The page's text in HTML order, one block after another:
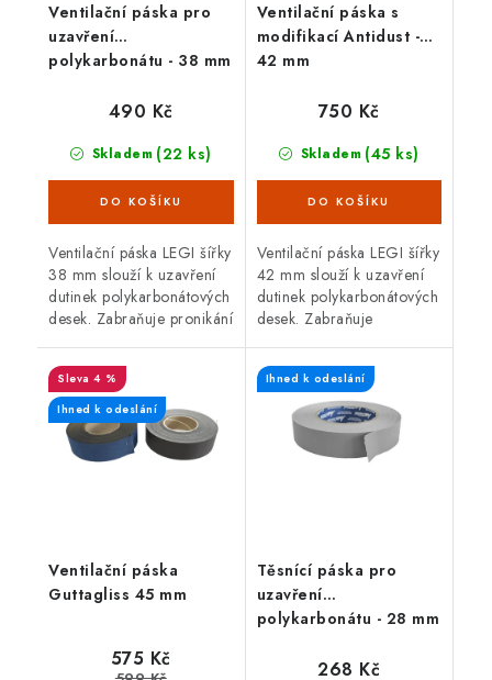
Ventilační páska pro
uzavření
polykarbonátu - 38 mm
Skladem (22 ks)
490 Kč
Ventilační páska LEGI šířky
38 mm slouží k uzavření
dutinek polykarbonátových
desek. Zabraňuje pronikání
hmyzu a řasám.
Zdvojnásobuje životnost...
Ventilační páska s
modifikací Antidust -
42 mm
Skladem (45 ks)
750 Kč
Ventilační páska LEGI šířky
42 mm slouží k uzavření
dutinek polykarbonátových
desek. Zabraňuje
hmyzu a řasám. Nově
navržený filtr je schopen...
Ventilační páska
Guttagliss 45 mm
4 %
Ihned k odeslání
575 Kč
Těsnící páska pro
uzavření
polykarbonátu - 28 mm
Ihned k odeslání
268 Kč